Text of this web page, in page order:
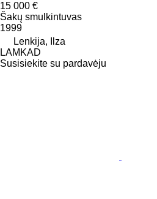
15 000 €
Šakų smulkintuvas
1999
Lenkija, Ilza
LAMKAD
Susisiekite su pardavėju